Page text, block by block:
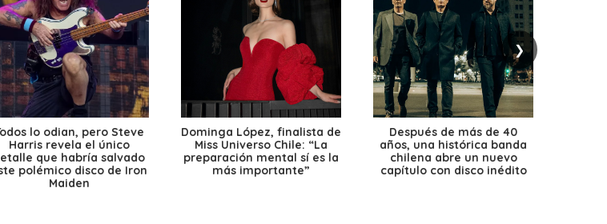
❯
lo odian, pero Steve
Harris revela el único
que habría salvado
polémico disco de Iron
Maiden
Dominga López, finalista de
Miss Universo Chile: “La
preparación mental sí es la
más importante”
Después de más de 40
años, una histórica banda
chilena abre un nuevo
capítulo con disco inédito